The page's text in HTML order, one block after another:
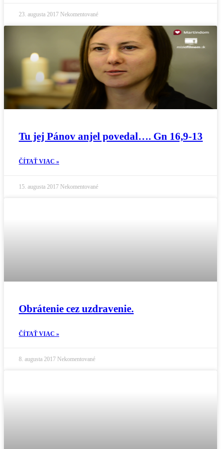
23. augusta 2017 Nekomentované
Tu jej Pánov anjel povedal…. Gn 16,9-13
ČÍTAŤ VIAC »
15. augusta 2017 Nekomentované
Obrátenie cez uzdravenie.
ČÍTAŤ VIAC »
8. augusta 2017 Nekomentované